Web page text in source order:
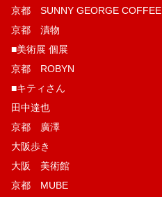
京都 SUNNY GEORGE COFFEE
京都 漬物
■美術展 個展
京都 ROBYN
■キティさん
田中達也
京都 廣澤
大阪歩き
大阪 美術館
京都 MUBE